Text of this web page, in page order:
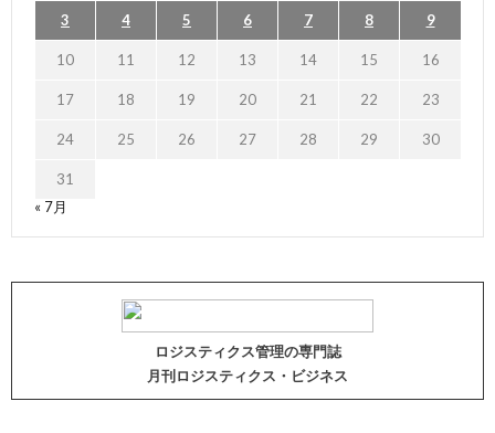
3 4 5 6 7 8 9
10 11 12 13 14 15 16
17 18 19 20 21 22 23
24 25 26 27 28 29 30
31
« 7月
ロジスティクス管理の専門誌
月刊ロジスティクス・ビジネス